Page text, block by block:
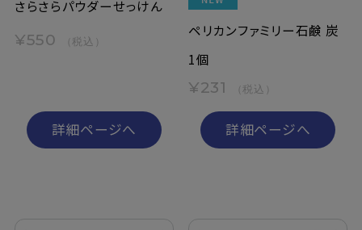
ペリカン石鹸について
よくあるご質問
会員登録でお得
さらさらパウダーせっけん
¥550 （税込）
詳細ページへ
ペリカンファミリー石鹸 炭
1個
¥231 （税込）
詳細ページへ